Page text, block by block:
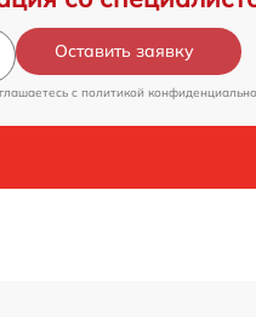
Оставить заявку
c политикой